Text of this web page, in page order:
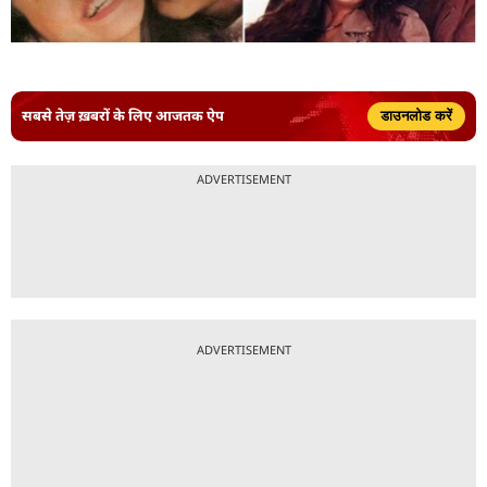
सबसे तेज़ ख़बरों के लिए आजतक ऐप डाउनलोड करें
ADVERTISEMENT
ADVERTISEMENT